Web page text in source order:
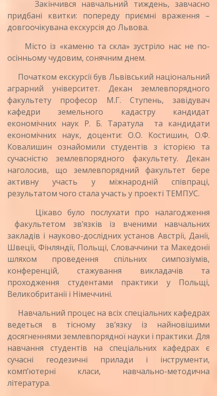
Закінчився навчальний тиждень, завчасно
придбані квитки: попереду приємні враження –
довгоочікувана екскурсія до Львова.
Місто із «каменю та скла» зустріло нас не по-
осінньому чудовим, сонячним днем.
Початком екскурсії був Львівський національний
аграрний університет. Декан землевпорядного
факультету професор М.Г. Ступень, завідувач
кафедри земельного кадастру кандидат
економічних наук Р. Б. Таратула та кандидати
економічних наук, доценти: О.О. Костишин, О.Ф.
Ковалишин ознайомили студентів з історією та
сучасністю землевпорядного факультету. Декан
наголосив, що землевпорядний факультет бере
активну участь у міжнародній співпраці,
результатом чого стала участь у проекті ТЕМПУС.
Цікаво було послухати про налагодження
факультетом зв’язків із вченими навчальних
закладів і науково-дослідних установ Австрії, Данії,
Швеції, Фінляндії, Польщі, Словаччини та Македонії
шляхом проведення спільних симпозіумів,
конференцій, стажування викладачів та
проходження студентами практики у Польщі,
Великобританії і Німеччині.
Навчальний процес на всіх спеціальних кафедрах
ведеться в тісному зв’язку із найновішими
досягненнями землевпорядної науки і практики. Для
навчання студентів на спеціальних кафедрах є
сучасні геодезичні прилади і інструменти,
комп’ютерні класи, навчально-методична
література.